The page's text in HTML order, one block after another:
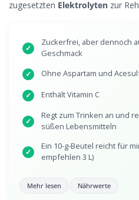
zugesetzten Elektrolyten zur
✓
Zuckerfrei, aber dennoch
Geschmack
✓ Ohne Aspartam und
✓ Enthält Vitamin C
✓
Regt zum Trinken an und
süßen Lebensmitteln
✓
Ein 10-g-Beutel reicht für
empfehlen 3 L)
Mehr lesen Nährwerte